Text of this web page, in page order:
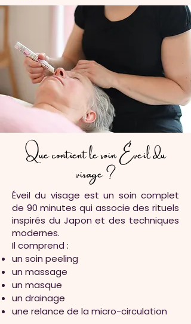
Que contient le soin Éveil du
visage ?
Éveil du visage est un soin complet
de 90 minutes qui associe des rituels
inspirés du Japon et des techniques
modernes.
Il comprend :
un soin peeling
un massage
un masque
un drainage
une relance de la micro-circulation